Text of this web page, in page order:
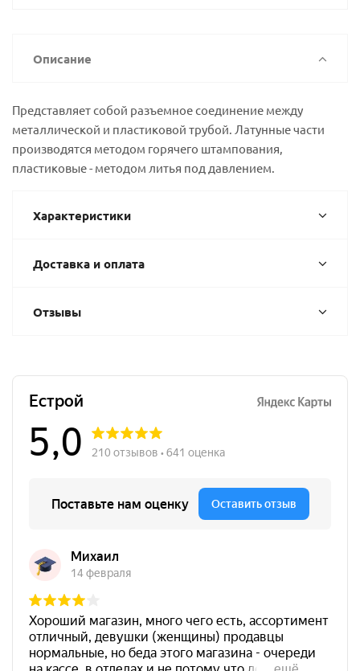
Описание
Представляет собой разъемное соединение между
металлической и пластиковой трубой. Латунные части
производятся методом горячего штампования,
пластиковые - методом литья под давлением.
Характеристики
Доставка и оплата
Отзывы